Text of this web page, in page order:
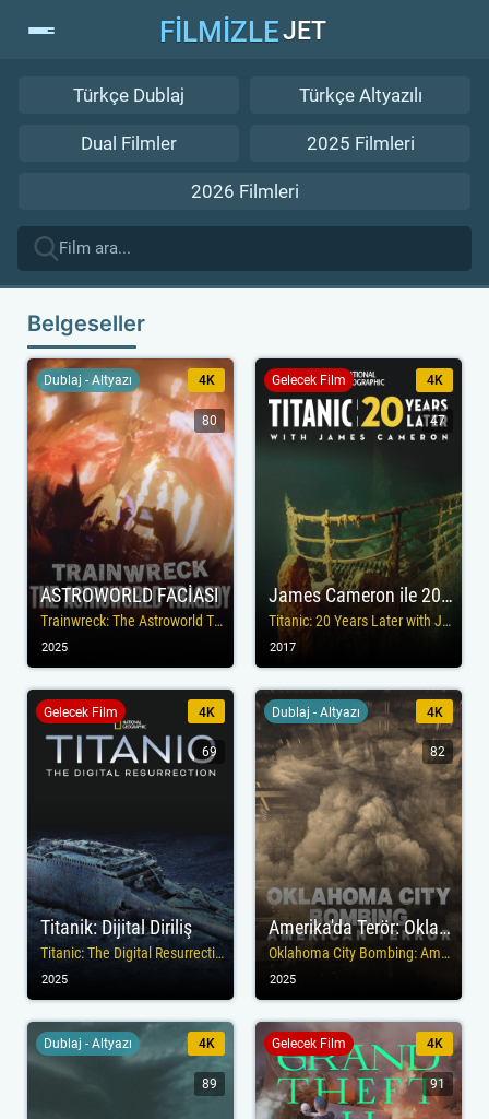
FİLMİZLEJET
Türkçe Dublaj Türkçe Altyazılı
Dual Filmler 2025 Filmleri
2026 Filmleri
Belgeseller
ASTROWORLD FACİASI
Trainwreck: The Astroworld Tragedy
Dublaj - Altyazı 4K
80
2025
James Cameron ile 20 Yıl Sonra Titanik
Titanic: 20 Years Later with James Cameron
Gelecek Film 4K
47
2017
Titanik: Dijital Diriliş
Titanic: The Digital Resurrection
Gelecek Film 4K
69
2025
Amerika'da Terör: Oklahoma City Bombalı Saldırısı
Oklahoma City Bombing: American Terror
Dublaj - Altyazı 4K
82
2025
Dublaj - Altyazı 4K
89
Gelecek Film 4K
91